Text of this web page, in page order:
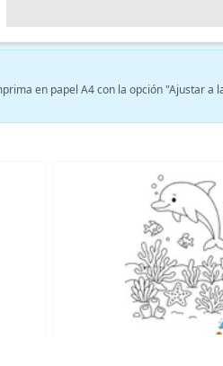
en papel A4 con la opción "Ajustar